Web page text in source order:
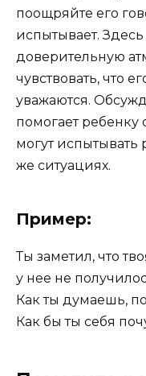
поощряйте его
испытывает.
доверительную
чувствовать, что
уважаются.
помогает ребенку
могут
же ситуациях.
Пример:
Ты заметил, что
у нее не
Как ты думаешь,
Как бы ты себя